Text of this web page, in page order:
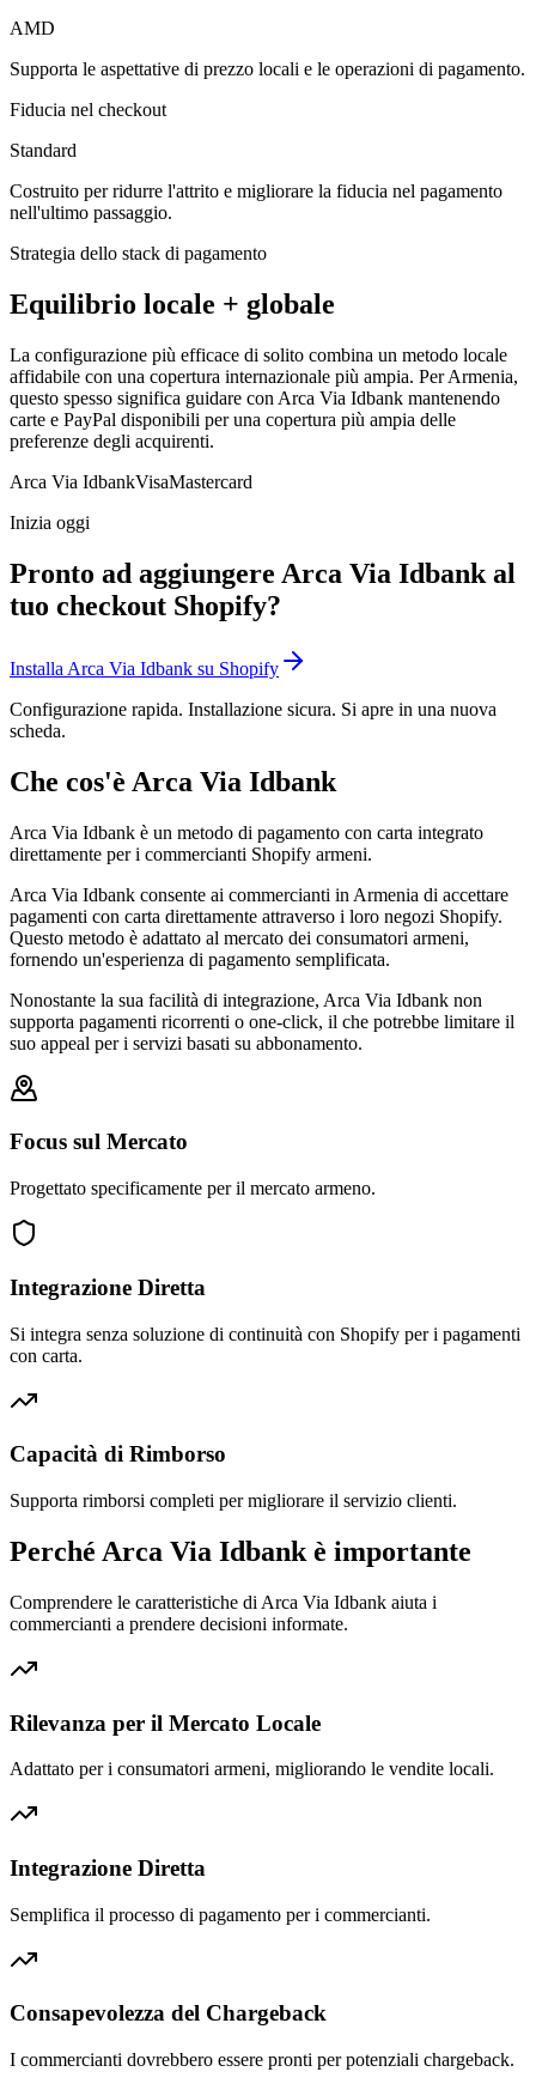
AMD
Supporta le aspettative di prezzo locali e le operazioni di pagamento.
Fiducia nel checkout
Standard
Costruito per ridurre l'attrito e migliorare la fiducia nel pagamento
nell'ultimo passaggio.
Strategia dello stack di pagamento
Equilibrio locale + globale
La configurazione più efficace di solito combina un metodo locale
affidabile con una copertura internazionale più ampia. Per Armenia,
questo spesso significa guidare con Arca Via Idbank mantenendo
carte e PayPal disponibili per una copertura più ampia delle
preferenze degli acquirenti.
Arca Via IdbankVisaMastercard
Inizia oggi
Pronto ad aggiungere Arca Via Idbank al
tuo checkout Shopify?
Installa Arca Via Idbank su Shopify
Configurazione rapida. Installazione sicura. Si apre in una nuova
scheda.
Che cos'è Arca Via Idbank
Arca Via Idbank è un metodo di pagamento con carta integrato
direttamente per i commercianti Shopify armeni.
Arca Via Idbank consente ai commercianti in Armenia di accettare
pagamenti con carta direttamente attraverso i loro negozi Shopify.
Questo metodo è adattato al mercato dei consumatori armeni,
fornendo un'esperienza di pagamento semplificata.
Nonostante la sua facilità di integrazione, Arca Via Idbank non
supporta pagamenti ricorrenti o one-click, il che potrebbe limitare il
suo appeal per i servizi basati su abbonamento.
Focus sul Mercato
Progettato specificamente per il mercato armeno.
Integrazione Diretta
Si integra senza soluzione di continuità con Shopify per i pagamenti
con carta.
Capacità di Rimborso
Supporta rimborsi completi per migliorare il servizio clienti.
Perché Arca Via Idbank è importante
Comprendere le caratteristiche di Arca Via Idbank aiuta i
commercianti a prendere decisioni informate.
Rilevanza per il Mercato Locale
Adattato per i consumatori armeni, migliorando le vendite locali.
Integrazione Diretta
Semplifica il processo di pagamento per i commercianti.
Consapevolezza del Chargeback
I commercianti dovrebbero essere pronti per potenziali chargeback.